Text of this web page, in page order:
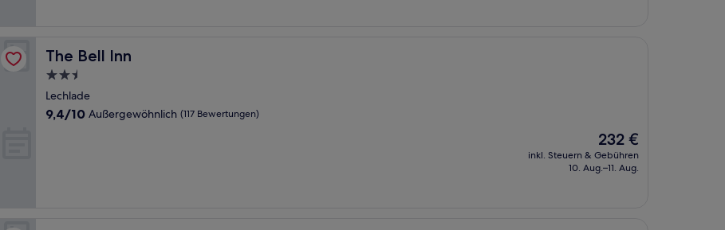
The Bell Inn
The Bell Inn
2.5-
Sterne-
Unterkunft
Lechlade
9.4
9,4/10 Außergewöhnlich (117 Bewertungen)
Der
Preis
beträgt
232 €
inkl. Steuern & Gebühren
10. Aug.–11. Aug.